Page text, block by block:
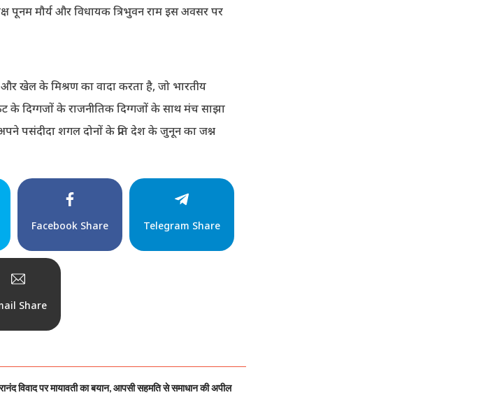
पूनम मौर्य और विधायक त्रिभुवन राम इस अवसर पर
खेल के मिश्रण का वादा करता है, जो भारतीय
के दिग्गजों के राजनीतिक दिग्गजों के साथ मंच साझा
पसंदीदा शगल दोनों के प्रति देश के जुनून का जश्न
Facebook Share Telegram Share
Share
विवाद पर मायावती का बयान, आपसी सहमति से समाधान की अपील